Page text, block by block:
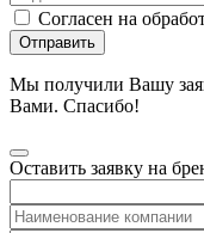
Согласен на
Отправить
Мы получили Вашу
Вами. Спасибо!
Оставить заявку на